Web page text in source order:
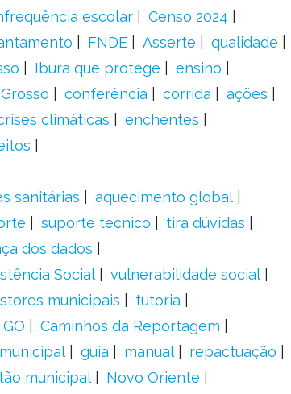
escolar
Censo 2024
FNDE Asserte
qualidade
Ibura que protege
ensino
conferência corrida
ações
climáticas
enchentes
sanitárias
aquecimento global
suporte tecnico
tira dúvidas
dos dados
Social
vulnerabilidade social
municipais
tutoria
Caminhos da Reportagem
guia manual
repactuação
municipal
Novo Oriente